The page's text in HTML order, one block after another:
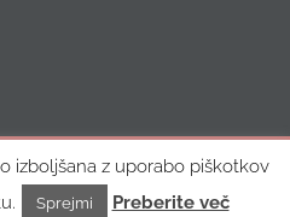
FARBARELA, Katarina Žunič
|Pravno obvestilo
izboljšana z uporabo piškotkov
Sprejmi Preberite več